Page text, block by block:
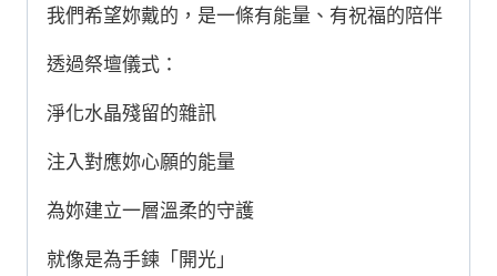
我們希望妳戴的，是一條有能量、有祝福的陪伴
透過祭壇儀式：
淨化水晶殘留的雜訊
注入對應妳心願的能量
為妳建立一層溫柔的守護
就像是為手鍊「開光」